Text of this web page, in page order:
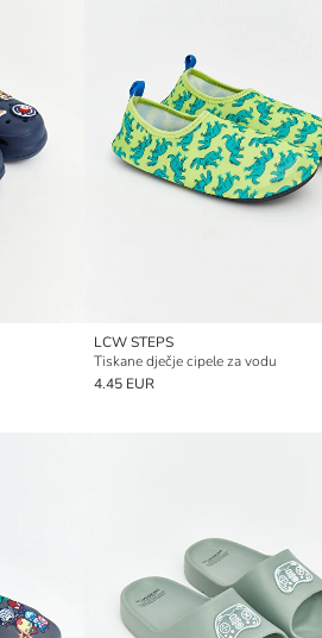
LCW STEPS
Tiskane dječje cipele za vodu
4.45 EUR